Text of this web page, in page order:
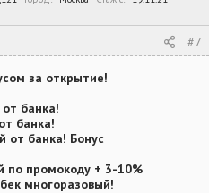
#7
за открытие!
банка!
банка!
от банка! Бонус
по промокоду + 3-10%
многоразовый!